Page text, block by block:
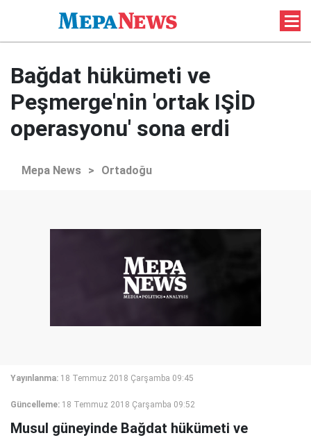
Bağdat hükümeti ve
Peşmerge'nin 'ortak IŞİD
operasyonu' sona erdi
Mepa News > Ortadoğu
Yayınlanma: 18 Temmuz 2018 Çarşamba 09:45
Güncelleme: 18 Temmuz 2018 Çarşamba 09:52
Musul güneyinde Bağdat hükümeti ve